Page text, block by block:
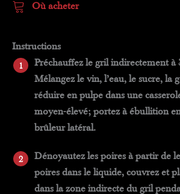
Où acheter
Instructions
Préchauffez le gril indirectement à
Mélangez le vin, l’eau, le sucre, la
réduire en pulpe dans une
moyen-élevé; portez à ébullition
brûleur latéral.
Dénoyautez les poires à partir de
poires dans le liquide, couvrez et
dans la zone indirecte du gril